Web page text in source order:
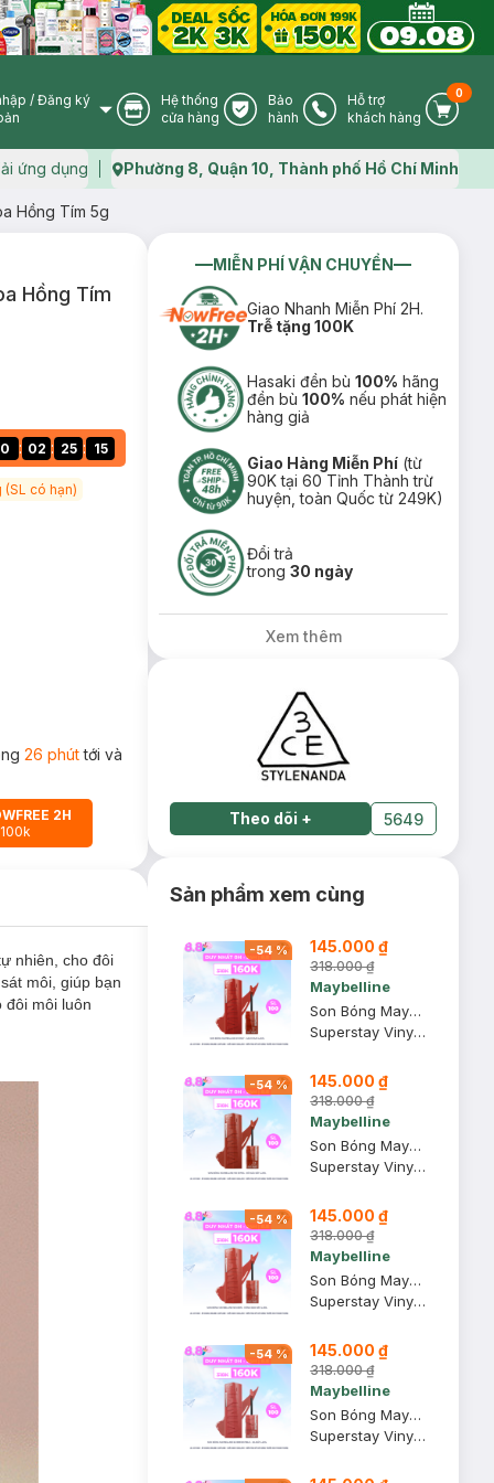
User Icon
/ Đăng ký
Store Icon
Hệ thống
cửa hàng
Warranty Icon
Bảo
hành
Phone Icon
Hỗ trợ
khách hàng
Cart
0
ứng dụng Map icon
Phường 8, Quận 10, Thành phố Hồ Chí Minh
Hồng Tím 5g
Hồng Tím
0 : 02 : 25 : 14
(SL có hạn)
26 phúttới và
2H
nhiên, cho đôi
môi, giúp bạn
môi luôn
MIỄN PHÍ VẬN CHUYỂN
Giao Nhanh Miễn Phí 2H.
Trễ tặng 100K
Hasaki đền bù100% hãng
đền bù100% nếu phát hiện
hàng giả
Giao Hàng Miễn Phí (từ
90K tại 60 Tỉnh Thành trừ
huyện, toàn Quốc từ 249K)
Đổi trả
trong30 ngày
Xem thêm
Theo dõi + 5649
Sản phẩm xem cùng
-54% 145.000 ₫
318.000 ₫
Maybelline
Son Bóng Maybelline 61 Risky - Gạch Đun 4.2ml
Superstay Vinyl Ink
-54% 145.000 ₫
318.000 ₫
Maybelline
Son Bóng Maybelline 130 Extra - Đỏ Nâu Đất 4.2ml
Superstay Vinyl Ink
-54% 145.000 ₫
318.000 ₫
Maybelline
Son Bóng Maybelline 125 Keen - Hồng Đào Đất 4.2ml
Superstay Vinyl Ink
-54% 145.000 ₫
318.000 ₫
Maybelline
Son Bóng Maybelline 62 Irresistible – Da Đất 4.2ml
Superstay Vinyl Ink